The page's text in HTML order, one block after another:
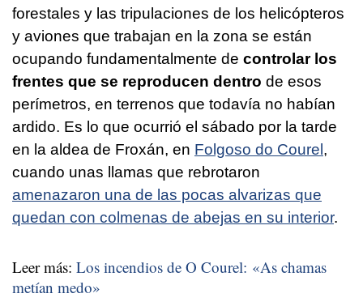
forestales y las tripulaciones de los helicópteros
y aviones que trabajan en la zona se están
ocupando fundamentalmente de controlar los
frentes que se reproducen dentro de esos
perímetros, en terrenos que todavía no habían
ardido. Es lo que ocurrió el sábado por la tarde
en la aldea de Froxán, en Folgoso do Courel,
cuando unas llamas que rebrotaron
amenazaron una de las pocas alvarizas que
quedan con colmenas de abejas en su interior.
Leer más: Los incendios de O Courel: «As chamas
metían medo»